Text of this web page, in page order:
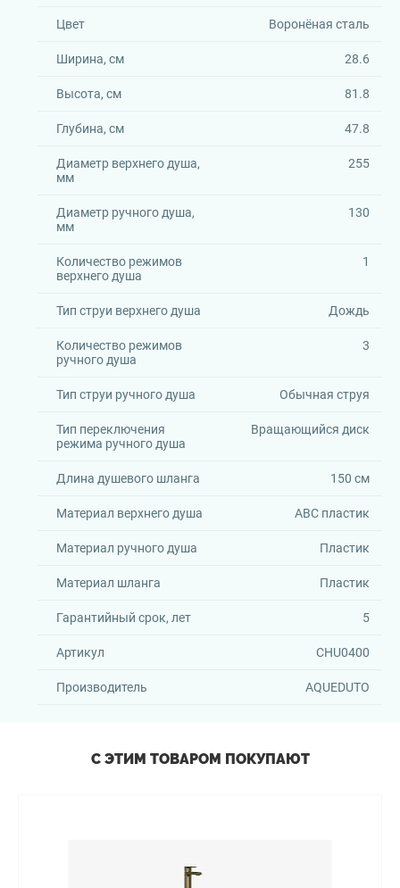
Цвет Воронёная сталь
Ширина, см 28.6
Высота, см 81.8
Глубина, см 47.8
Диаметр верхнего душа,
мм
255
Диаметр ручного душа,
мм
130
Количество режимов
верхнего душа
1
Тип струи верхнего душа Дождь
Количество режимов
ручного душа
3
Тип струи ручного душа Обычная струя
Тип переключения
режима ручного душа
Вращающийся диск
Длина душевого шланга 150 см
Материал верхнего душа АВС пластик
Материал ручного душа Пластик
Материал шланга Пластик
Гарантийный срок, лет 5
Артикул CHU0400
Производитель AQUEDUTO
С ЭТИМ ТОВАРОМ ПОКУПАЮТ